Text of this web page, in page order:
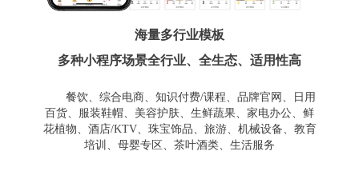
海量多行业模板
多种小程序场景全行业、全生态、适用性高
餐饮、综合电商、知识付费/课程、品牌官网、日用
百货、服装鞋帽、美容护肤、生鲜蔬果、家电办公、鲜
花植物、酒店/KTV、珠宝饰品、旅游、机械设备、教育
培训、母婴专区、茶叶酒类、生活服务